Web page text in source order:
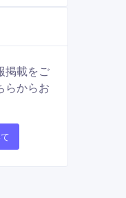
掲載をご
らからお